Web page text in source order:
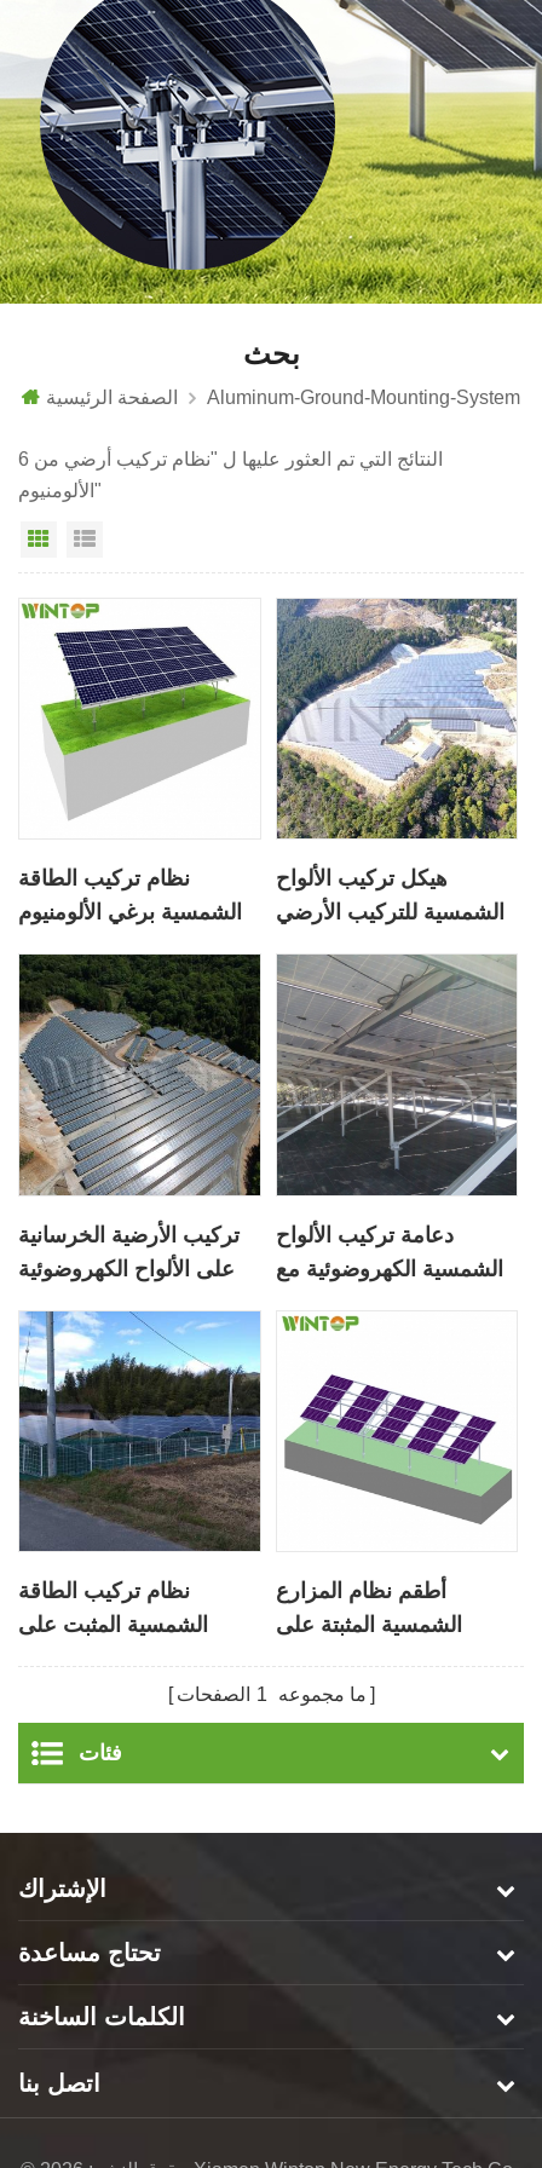
بحث
الصفحة الرئيسية Aluminum-Ground-Mounting-System
6 النتائج التي تم العثور عليها ل "نظام تركيب أرضي من
الألومنيوم"
عرض شبكي
نظام تركيب الطاقة
الشمسية برغي الألومنيوم
هيكل تركيب الألواح
الشمسية للتركيب الأرضي
تركيب الأرضية الخرسانية
على الألواح الكهروضوئية
دعامة تركيب الألواح
الشمسية الكهروضوئية مع
نظام تركيب الطاقة
الشمسية المثبت على
أطقم نظام المزارع
الشمسية المثبتة على
ما مجموعه 1 الصفحات
فئات
الإشتراك
تحتاج مساعدة
الكلمات الساخنة
اتصل بنا